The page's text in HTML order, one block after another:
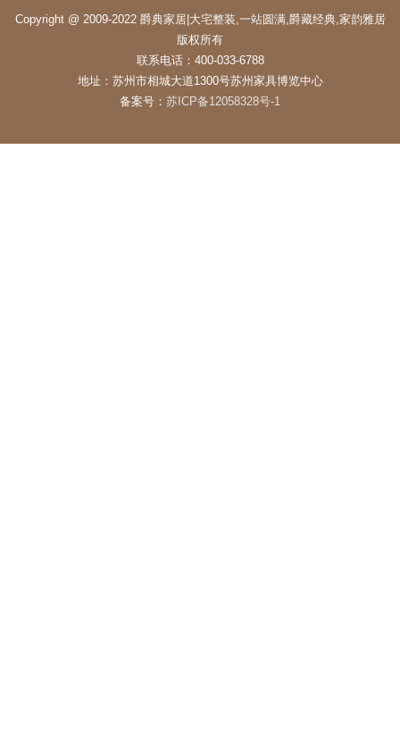
Copyright @ 2009-2022 爵典家居|大宅整装,一站圆满,爵藏经典,家韵雅居
版权所有
联系电话：400-033-6788
地址：苏州市相城大道1300号苏州家具博览中心
备案号： 苏ICP备12058328号-1